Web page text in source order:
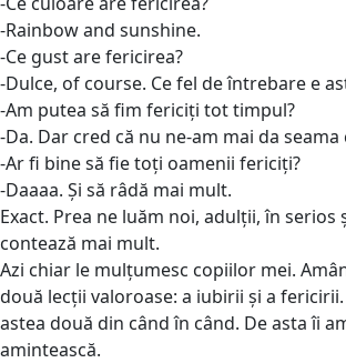
-Rainbow and sunshine.
-Ce gust are fericirea?
-Dulce, of course. Ce fel de întrebare e
-Am putea să fim fericiți tot timpul?
-Da. Dar cred că nu ne-am mai da
-Ar fi bine să fie toți oamenii fericiți?
-Daaaa. Și să râdă mai mult.
Exact. Prea ne luăm noi, adulții, în serios
contează mai mult.
Azi chiar le mulțumesc copiilor mei.
două lecții valoroase: a iubirii și a
astea două din când în când. De asta îi
amintească.